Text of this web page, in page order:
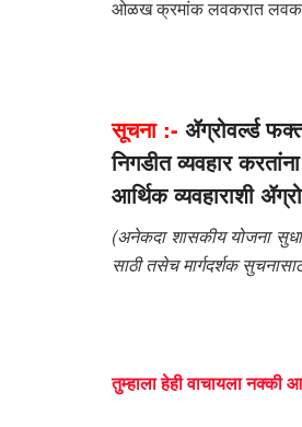
ओळख क्रमांक लवकरात
सूचना :- ॲग्रोवर्ल्ड
निगडीत व्यवहार
आर्थिक व्यवहाराशी
(अनेकदा शासकीय योजना
साठी तसेच मार्गदर्शक
तुम्हाला हेही वाचायला नक्की